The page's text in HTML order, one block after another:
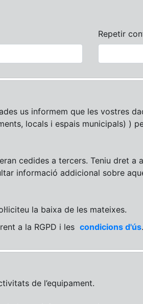
Repetir
us informem que les vostres
locals i espais municipals) )
cedides a tercers. Teniu dret
informació addicional sobre
la baixa de les mateixes.
a la RGPD i les condicions d'ús.
de l’equipament.